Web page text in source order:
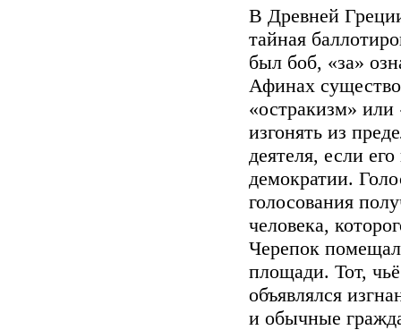
В Древней
тайная
был боб, «за»
Афинах
«остракизм»
изгонять из
деятеля, если
демократии.
голосования
человека,
Черепок
площади. Тот,
объявлялся
и обычные